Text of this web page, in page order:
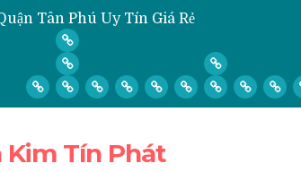
Tân Phú Uy Tín Giá Rẻ
Lạnh, Chỉ Có Gió Không Lạnh Phải Làm
Mỗi Khi Vệ Sinh, Tháo Lắp Máy Lạnh
Gas Máy Lạnh Quận Thủ Đức
Nhà Quận 3
Kim Tín Phát